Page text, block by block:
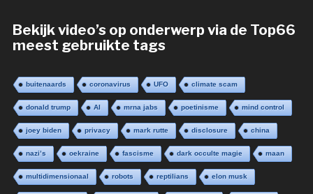
Bekijk video’s op onderwerp via de Top66
meest gebruikte tags
buitenaards coronavirus UFO climate scam
donald trump AI mrna jabs poetinisme mind control
joey biden privacy mark rutte disclosure china
nazi’s oekraine fascisme dark occulte magie maan
multidimensionaal robots reptilians elon musk